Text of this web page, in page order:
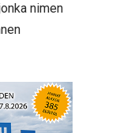
nimen